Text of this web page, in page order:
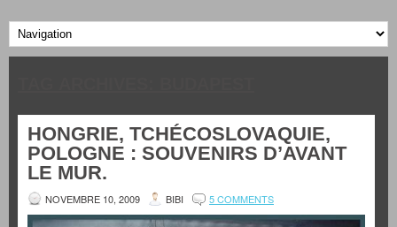
HONGRIE, TCHÉCOSLOVAQUIE,
POLOGNE : SOUVENIRS D’AVANT
LE MUR.
NOVEMBRE 10, 2009 BIBI 5 COMMENTS